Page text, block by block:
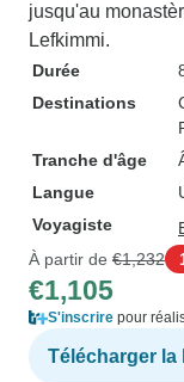
jusqu'au
Lefkimmi.
Durée
Destinations
Tranche d'âge
Langue
Voyagiste
À partir de €1,232
€1,105
S'inscrire pour
Télécharger la